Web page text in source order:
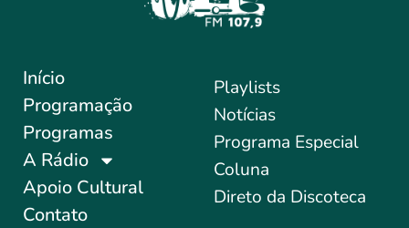
Início
Programação
Programas
A Rádio
Apoio Cultural
Contato
Playlists
Notícias
Programa Especial
Coluna
Direto da Discoteca